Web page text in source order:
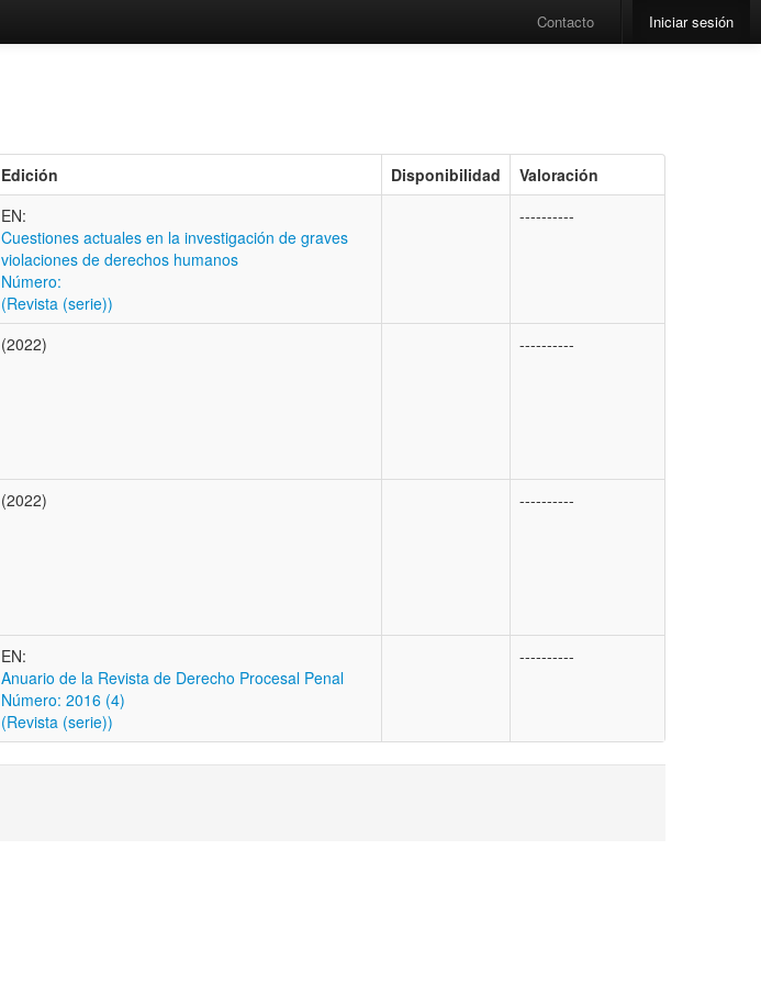
Contacto Iniciar sesión
Edición Disponibilidad Valoración
EN:
Cuestiones actuales en la investigación de graves
violaciones de derechos humanos
Número:
(Revista (serie))
----------
(2022) ----------
(2022) ----------
EN:
Anuario de la Revista de Derecho Procesal Penal
Número: 2016 (4)
(Revista (serie))
----------